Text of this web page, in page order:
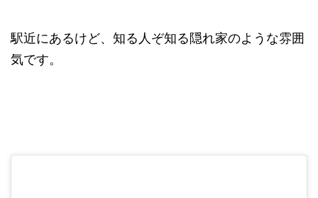
駅近にあるけど、知る人ぞ知る隠れ家のような雰囲
気です。